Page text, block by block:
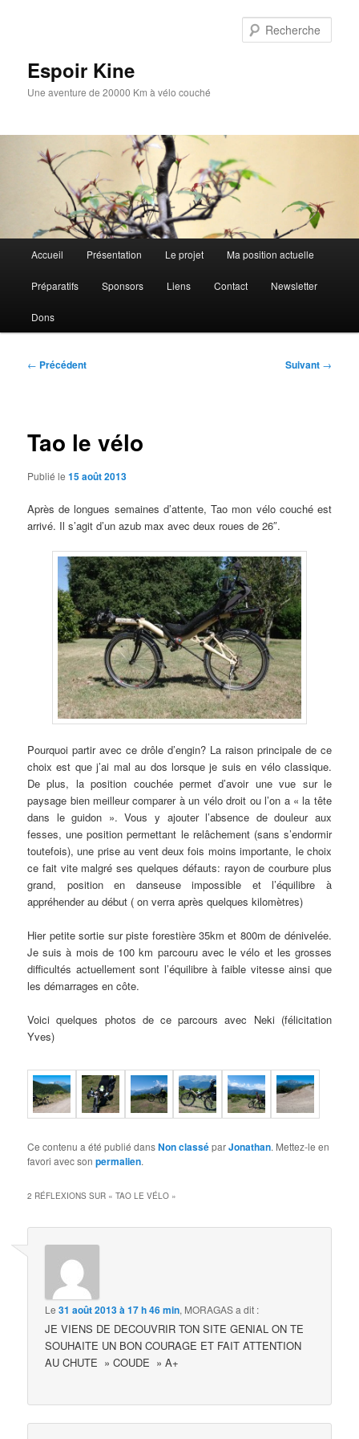
Espoir Kine
Une aventure de 20000 Km à vélo couché
principal
Accueil Présentation Le projet Ma position actuelle
Préparatifs Sponsors Liens Contact Newsletter
Dons
Navigation
← Précédent Suivant →
Tao le vélo
Publié le15 août 2013
Après de longues semaines d’attente, Tao mon vélo couché est
arrivé. Il s’agit d’un azub max avec deux roues de 26″.
Pourquoi partir avec ce drôle d’engin? La raison principale de ce
choix est que j’ai mal au dos lorsque je suis en vélo classique.
De plus, la position couchée permet d’avoir une vue sur le
paysage bien meilleur comparer à un vélo droit ou l’on a « la tête
dans le guidon ». Vous y ajouter l’absence de douleur aux
fesses, une position permettant le relâchement (sans s’endormir
toutefois), une prise au vent deux fois moins importante, le choix
ce fait vite malgré ses quelques défauts: rayon de courbure plus
grand, position en danseuse impossible et l’équilibre à
appréhender au début ( on verra après quelques kilomètres)
Hier petite sortie sur piste forestière 35km et 800m de dénivelée.
Je suis à mois de 100 km parcouru avec le vélo et les grosses
difficultés actuellement sont l’équilibre à faible vitesse ainsi que
les démarrages en côte.
Voici quelques photos de ce parcours avec Neki (félicitation
Yves)
Ce contenu a été publié dansNon classéparJonathan. Mettez-le en
favori avec sonpermalien.
2 RÉFLEXIONS SUR «TAO LE VÉLO »
Le31 août 2013 à 17 h 46 min, MORAGASa dit :
JE VIENS DE DECOUVRIR TON SITE GENIAL ON TE
SOUHAITE UN BON COURAGE ET FAIT ATTENTION
AU CHUTE » COUDE » A+